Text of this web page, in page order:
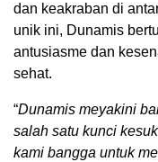
dan keakraban di
unik ini, Dunamis
antusiasme dan
sehat.
“Dunamis meyakini
salah satu kunci
kami bangga untuk